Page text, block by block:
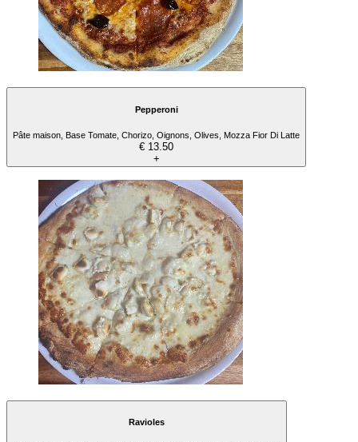
Pepperoni
Pâte maison, Base Tomate, Chorizo, Oignons, Olives, Mozza Fior Di Latte
€ 13.50
+
Ravioles